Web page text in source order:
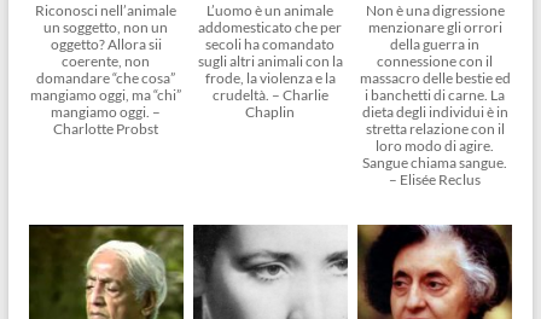
Riconosci nell’animale
un soggetto, non un
oggetto? Allora sii
coerente, non
domandare “che cosa”
mangiamo oggi, ma “chi”
mangiamo oggi. –
Charlotte Probst
L’uomo è un animale
addomesticato che per
secoli ha comandato
sugli altri animali con la
frode, la violenza e la
crudeltà. – Charlie
Chaplin
Non è una digressione
menzionare gli orrori
della guerra in
connessione con il
massacro delle bestie ed
i banchetti di carne. La
dieta degli individui è in
stretta relazione con il
loro modo di agire.
Sangue chiama sangue.
– Elisée Reclus